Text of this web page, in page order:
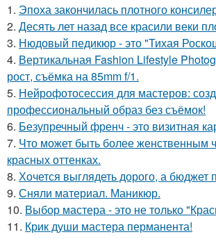
1. Эпоха закончилась плотного
2. Десять лет назад все красили веки
3. Нюдовый педикюр - это "Тихая
4. Вертикальная Fashion Lifestyle
рост, съёмка на 85mm f/1.
5. Нейрофотосессия для мастеров:
профессиональный образ без съёмок!
6. Безупречный френч - это визитная
7. Что может быть более женственным
красных оттенках.
8. Хочется выглядеть дорого, а бюджет
9. Сняли материал. Маникюр.
10. Выбор мастера - это не только
11. Крик души мастера перманента!